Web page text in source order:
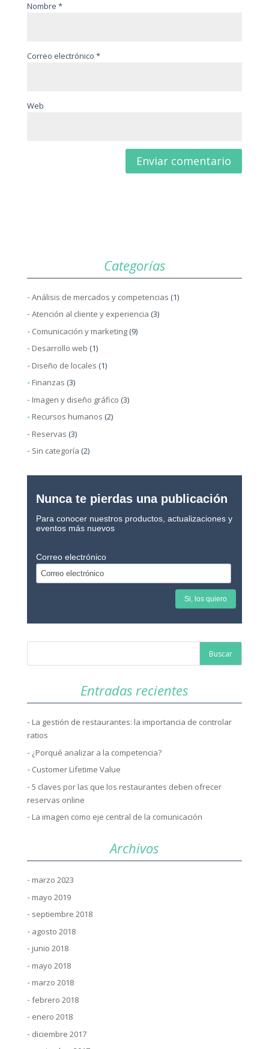
Nombre *
Correo electrónico *
Web
Categorías
Análisis de mercados y competencias (1)
Atención al cliente y experiencia (3)
Comunicación y marketing(9)
Desarrollo web (1)
Diseño de locales (1)
Finanzas (3)
Imagen y diseño gráfico (3)
Recursos humanos (2)
Reservas (3)
Sin categoría (2)
Nunca te pierdas una publicación
Para conocer nuestros productos, actualizaciones y
eventos más nuevos
Correo electrónico
Entradas recientes
La gestión de restaurantes: la importancia de controlar
ratios
¿Porqué analizar a la competencia?
Customer Lifetime Value
5 claves por las que los restaurantes deben ofrecer
reservas online
La imagen como eje central de la comunicación
Archivos
marzo 2023
mayo 2019
septiembre 2018
agosto 2018
junio 2018
mayo 2018
marzo 2018
febrero 2018
enero 2018
diciembre 2017